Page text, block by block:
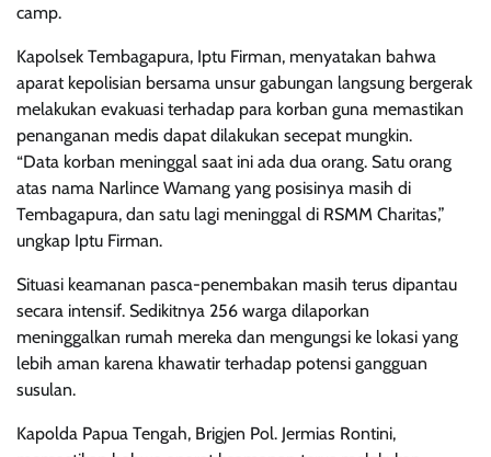
camp.
Kapolsek Tembagapura, Iptu Firman, menyatakan bahwa
aparat kepolisian bersama unsur gabungan langsung bergerak
melakukan evakuasi terhadap para korban guna memastikan
penanganan medis dapat dilakukan secepat mungkin.
“Data korban meninggal saat ini ada dua orang. Satu orang
atas nama Narlince Wamang yang posisinya masih di
Tembagapura, dan satu lagi meninggal di RSMM Charitas,”
ungkap Iptu Firman.
Situasi keamanan pasca-penembakan masih terus dipantau
secara intensif. Sedikitnya 256 warga dilaporkan
meninggalkan rumah mereka dan mengungsi ke lokasi yang
lebih aman karena khawatir terhadap potensi gangguan
susulan.
Kapolda Papua Tengah, Brigjen Pol. Jermias Rontini,